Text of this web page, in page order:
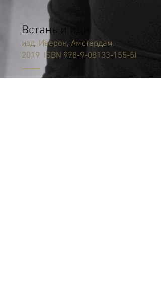
Встань и иди
изд. Иверон, Амстердам.
2019 ISBN 978-9-08133-155-5)